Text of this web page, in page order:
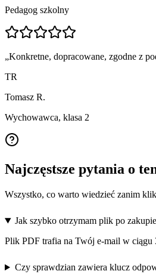
Pedagog szkolny
„Konkretne, dopracowane, zgodne z
TR
Tomasz R.
Wychowawca, klasa 2
Najczęstsze pytania o
Wszystko, co warto wiedzieć zanim
Jak szybko otrzymam plik po
Plik PDF trafia na Twój e-mail w ciągu
Czy sprawdzian zawiera klucz